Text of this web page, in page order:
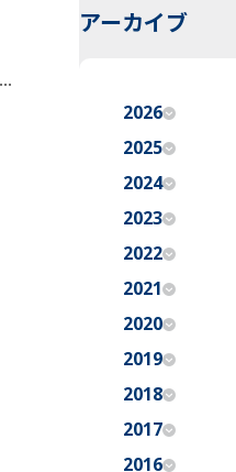
アーカイブ
2026
2025
2024
2023
2022
2021
2020
2019
2018
2017
2016